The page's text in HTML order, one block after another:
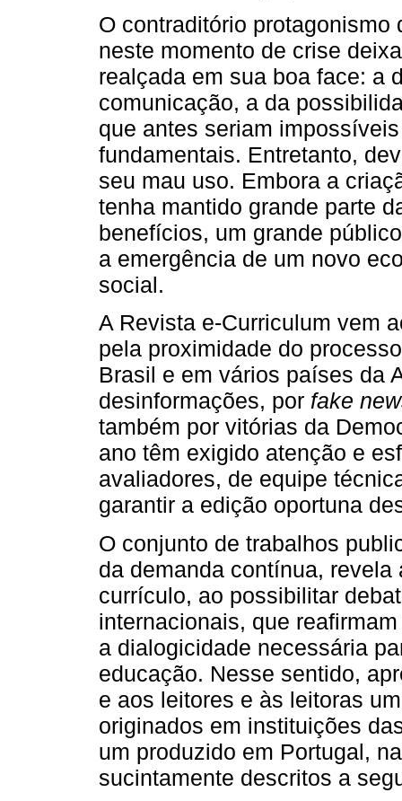
O contraditório
neste momento de crise
realçada em sua boa face: a
comunicação, a da
que antes seriam
fundamentais. Entretanto,
seu mau uso. Embora a
tenha mantido grande parte
benefícios, um grande
a emergência de um novo
social.
A Revista e-Curriculum vem
pela proximidade do
Brasil e em vários países da
desinformações, por fake
também por vitórias da
ano têm exigido atenção e
avaliadores, de equipe
garantir a edição oportuna
O conjunto de trabalhos
da demanda contínua,
currículo, ao possibilitar
internacionais, que
a dialogicidade necessária
educação. Nesse sentido,
e aos leitores e às leitoras
originados em instituições
um produzido em Portugal,
sucintamente descritos a